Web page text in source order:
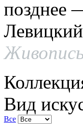
позднее
Вид
Все